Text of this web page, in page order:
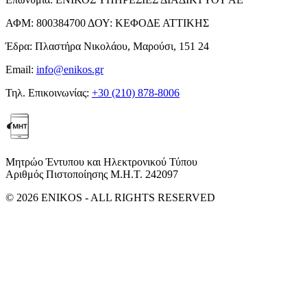
ΑΦΜ: 800384700 ΔΟΥ: ΚΕΦΟΔΕ ΑΤΤΙΚΗΣ
Έδρα: Πλαστήρα Νικολάου, Μαρούσι, 151 24
Email: info@enikos.gr
Τηλ. Επικοινωνίας: +30 (210) 878-8006
Μητρώο Έντυπου και Ηλεκτρονικού Τύπου
Αριθμός Πιστοποίησης Μ.Η.Τ. 242097
© 2026 ENIKOS - ALL RIGHTS RESERVED